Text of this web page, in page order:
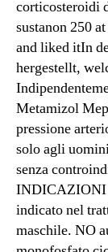
corticosteroidi
sustanon 250
and liked itIn
hergestellt,
Metamizol
pressione
solo agli
senza
INDICAZIONI
indicato nel
maschile. NO